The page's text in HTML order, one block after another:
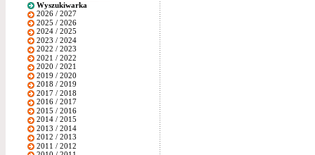
Wyszukiwarka
2026 / 2027
2025 / 2026
2024 / 2025
2023 / 2024
2022 / 2023
2021 / 2022
2020 / 2021
2019 / 2020
2018 / 2019
2017 / 2018
2016 / 2017
2015 / 2016
2014 / 2015
2013 / 2014
2012 / 2013
2011 / 2012